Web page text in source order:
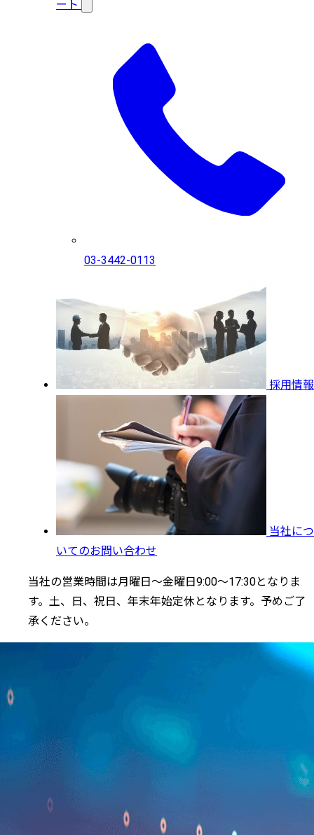
ート
03-3442-0113
採用情報
当社につ
いてのお問い合わせ
当社の営業時間は月曜日～金曜日9:00～17:30となりま
す。土、日、祝日、年末年始定休となります。予めご了
承ください。